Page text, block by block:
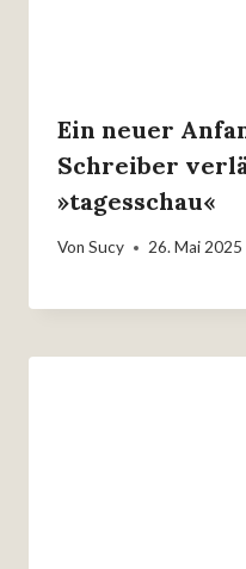
Ein neuer
Schreiber
»tagesschau«
Von Sucy 26. Mai 2025